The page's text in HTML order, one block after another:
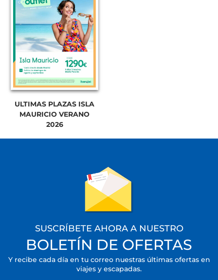
ULTIMAS PLAZAS ISLA
MAURICIO VERANO
2026
SUSCRÍBETE AHORA A NUESTRO
BOLETÍN DE OFERTAS
Y recibe cada día en tu correo nuestras últimas ofertas en
viajes y escapadas.